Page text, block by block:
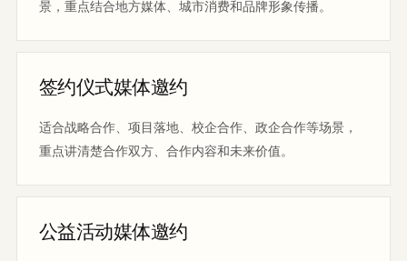
景，重点结合地方媒体、城市消费和品牌形象传播。
签约仪式媒体邀约
适合战略合作、项目落地、校企合作、政企合作等场景，
重点讲清楚合作双方、合作内容和未来价值。
公益活动媒体邀约